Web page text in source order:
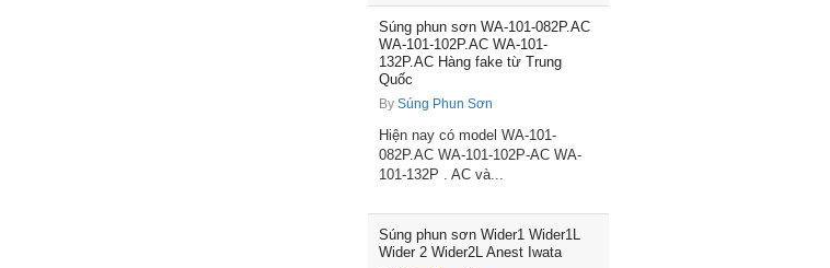
Súng phun sơn WA-101-082P.AC
WA-101-102P.AC WA-101-
132P.AC Hàng fake từ Trung
Quốc
By Súng Phun Sơn
Hiện nay có model WA-101-
082P.AC WA-101-102P-AC WA-
101-132P . AC và...
Súng phun sơn Wider1 Wider1L
Wider 2 Wider2L Anest Iwata